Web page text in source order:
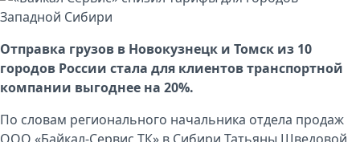
Отправка грузов в Новокузнецк и Томск из 10
городов России стала для клиентов транспортной
компании выгоднее на 20%.
По словам регионального начальника отдела продаж